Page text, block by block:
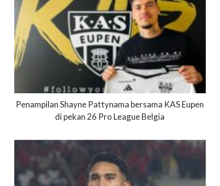
Penampilan Shayne Pattynama bersama KAS Eupen
di pekan 26 Pro League Belgia